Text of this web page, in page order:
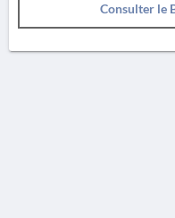
Consulter le